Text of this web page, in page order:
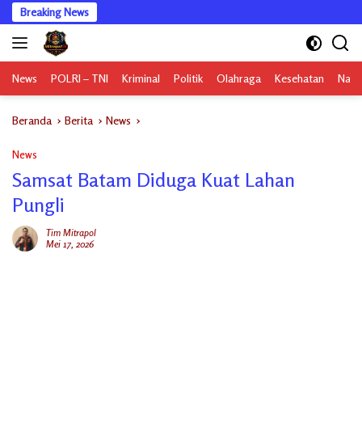
Langsung
ke
konten
Breaking News
News POLRI – TNI Kriminal Politik Olahraga Kesehatan
Beranda Berita News
News
Samsat Batam Diduga Kuat Lahan
Pungli
Tim Mitrapol
Mei 17, 2026